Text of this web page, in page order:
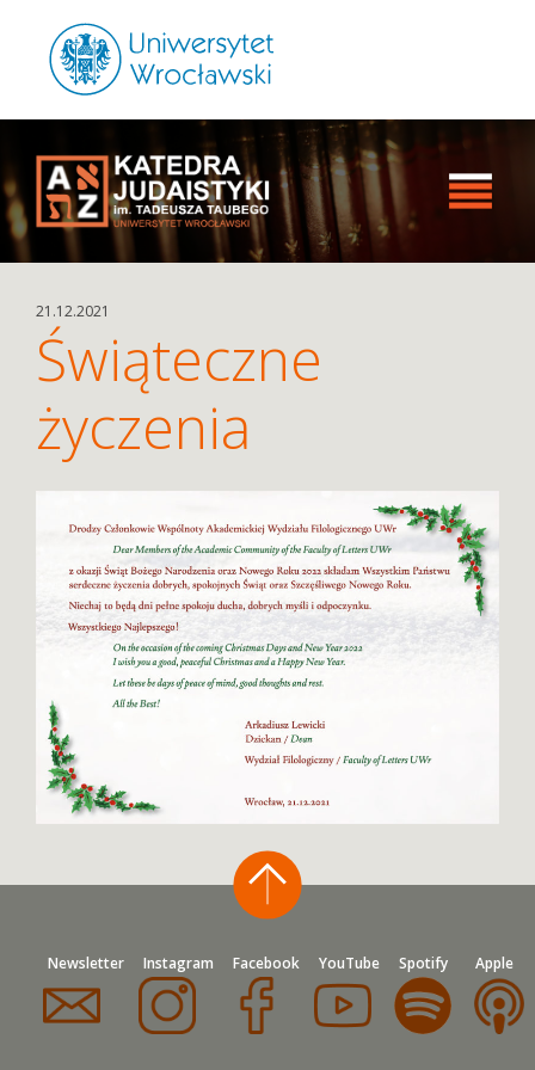
21.12.2021
Świąteczne
życzenia
Newsletter Instagram Facebook YouTube Spotify Apple